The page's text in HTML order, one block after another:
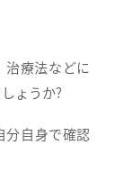
治療法などに
ょうか?
分自身で確認